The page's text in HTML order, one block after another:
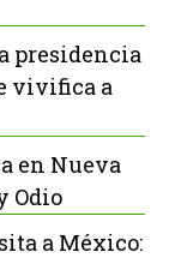
presidencia
vivifica a
en Nueva
Odio
a México: